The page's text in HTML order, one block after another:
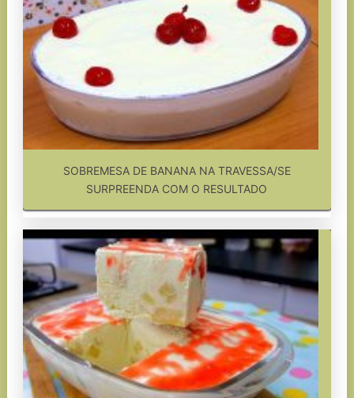
SOBREMESA DE BANANA NA TRAVESSA/SE
SURPREENDA COM O RESULTADO